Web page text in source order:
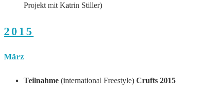
Projekt mit Katrin Stiller)
2015
März
Teilnahme (international Freestyle) Crufts 2015